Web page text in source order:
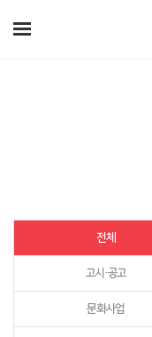
전체
고시·공고
문화사업